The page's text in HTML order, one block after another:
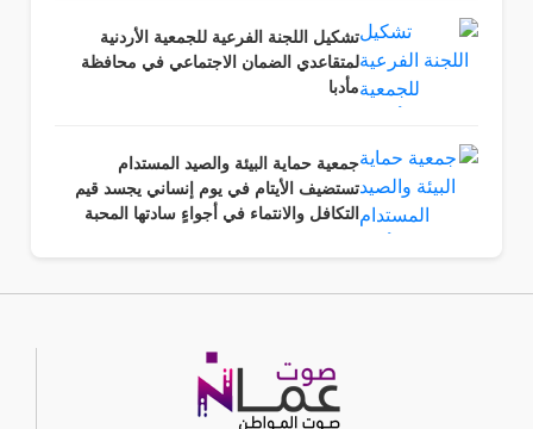
تشكيل اللجنة الفرعية للجمعية الأردنية
لمتقاعدي الضمان الاجتماعي في محافظة
مأدبا
جمعية حماية البيئة والصيد المستدام
تستضيف الأيتام في يوم إنساني يجسد قيم
التكافل والانتماء في أجواءٍ سادتها المحبة